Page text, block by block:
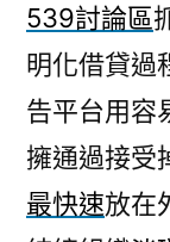
539討論區
明化借貸過
告平台用容
擁通過接受
最快速放在